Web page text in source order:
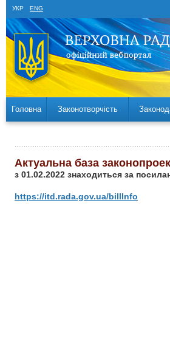
УКР ENG
Головна Законотворчість
Актуальна база
з 01.02.2022 знаходиться за
https://itd.rada.gov.ua/billInfo